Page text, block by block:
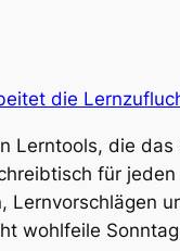
die
Lerntools, die
für
Lernvorschlägen
wohlfeile